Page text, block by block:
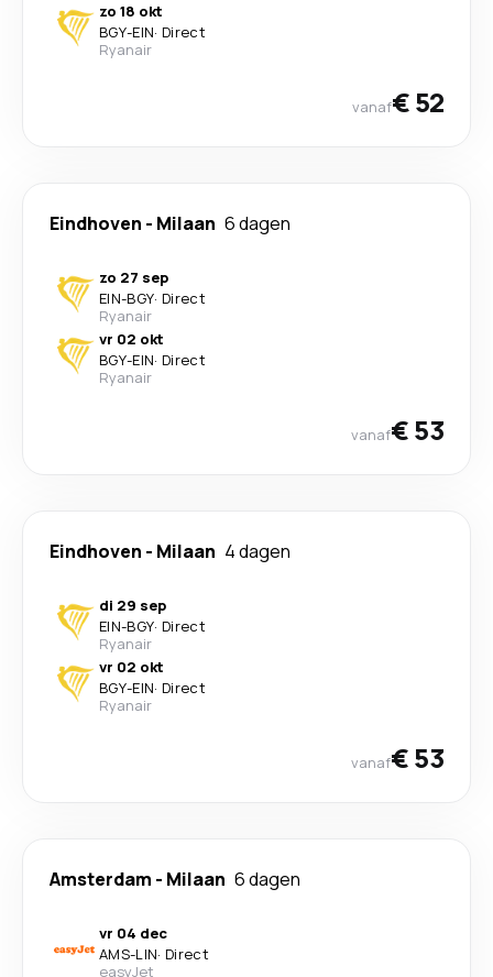
zo 18 okt
BGY-EIN· Direct
Ryanair
vanaf€ 52
Eindhoven - Milaan 6 dagen
zo 27 sep
EIN-BGY· Direct
Ryanair
vr 02 okt
BGY-EIN· Direct
Ryanair
vanaf€ 53
Eindhoven - Milaan 4 dagen
di 29 sep
EIN-BGY· Direct
Ryanair
vr 02 okt
BGY-EIN· Direct
Ryanair
vanaf€ 53
Amsterdam - Milaan 6 dagen
vr 04 dec
AMS-LIN· Direct
easyJet